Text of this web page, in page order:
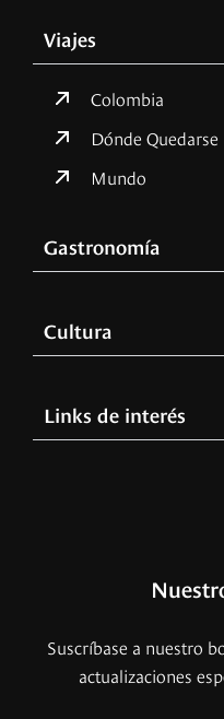
Viajes
Colombia
Dónde Quedarse
Mundo
Gastronomía
Cultura
Links de interés
Suscríbase a nuestro
actualizaciones